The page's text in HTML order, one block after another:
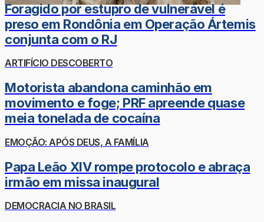
Foragido por estupro de vulnerável é
preso em Rondônia em Operação Ártemis
conjunta com o RJ
ARTIFÍCIO DESCOBERTO
Motorista abandona caminhão em
movimento e foge; PRF apreende quase
meia tonelada de cocaína
EMOÇÃO: APÓS DEUS, A FAMÍLIA
Papa Leão XIV rompe protocolo e abraça
irmão em missa inaugural
DEMOCRACIA NO BRASIL